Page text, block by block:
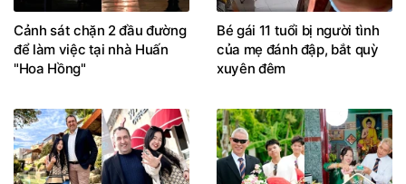
Cảnh sát chặn 2 đầu đường
để làm việc tại nhà Huấn
"Hoa Hồng"
Bé gái 11 tuổi bị người tình
của mẹ đánh đập, bắt quỳ
xuyên đêm